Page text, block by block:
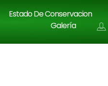
Estado De Conservacion
Galería